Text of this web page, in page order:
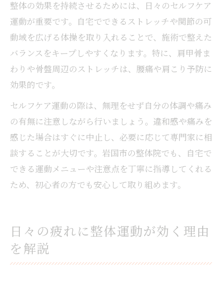
整体の効果を持続させるためには、日々のセルフケア
運動が重要です。自宅でできるストレッチや関節の可
動域を広げる体操を取り入れることで、施術で整えた
バランスをキープしやすくなります。特に、肩甲骨ま
わりや骨盤周辺のストレッチは、腰痛や肩こり予防に
効果的です。
セルフケア運動の際は、無理をせず自分の体調や痛み
の有無に注意しながら行いましょう。違和感や痛みを
感じた場合はすぐに中止し、必要に応じて専門家に相
談することが大切です。岩国市の整体院でも、自宅で
できる運動メニューや注意点を丁寧に指導してくれる
ため、初心者の方でも安心して取り組めます。
日々の疲れに整体運動が効く理由
を解説